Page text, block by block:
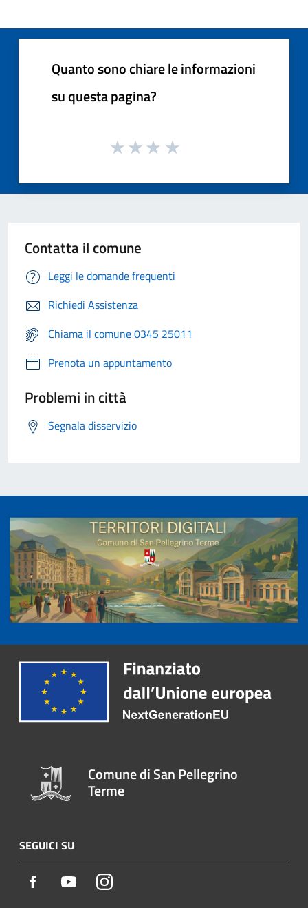
Quanto sono chiare le informazioni
su questa pagina?
Contatta il comune
Leggi le domande frequenti
Richiedi Assistenza
Chiama il comune 0345 25011
Prenota un appuntamento
Problemi in città
Segnala disservizio
Comune di San Pellegrino
Terme
SEGUICI SU
Facebook YoutubeInstagram